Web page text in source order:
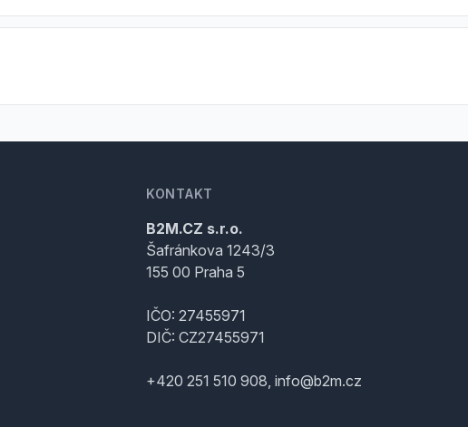
KONTAKT
B2M.CZ s.r.o.
Šafránkova 1243/3
155 00 Praha 5
IČO: 27455971
DIČ: CZ27455971
+420 251 510 908, info@b2m.cz